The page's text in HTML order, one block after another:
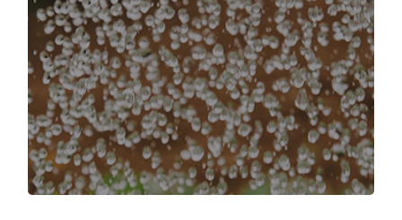
bus sukurtos atsparesnės ir savarankiškesnės
bendruomenės. Gyventojų dalyvavimą galima
pagerinti konkrečiais eksperimentais, kaip tvarkyti
maisto išsaugojimą ir kur bus vertinama naujų
medžiagų, tokių kaip kompostuojamas
bioplastikas, biologiškai skaidžios sauskelnės,
biologiškai skaidūs stalo įrankiai ir t. t., elgsena.